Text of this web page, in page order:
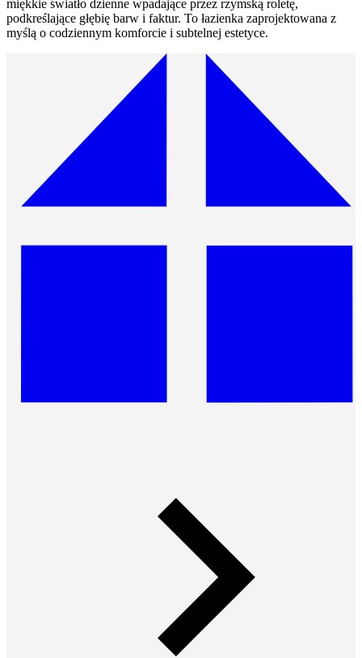
miękkie światło dzienne wpadające przez rzymską roletę,
podkreślające głębię barw i faktur. To łazienka zaprojektowana z
myślą o codziennym komforcie i subtelnej estetyce.